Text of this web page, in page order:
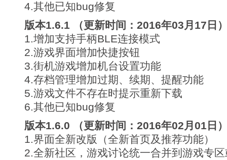
4.其他已知bug修复
版本1.6.1 （更新时间：2016年03月17日
1.增加支持手柄BLE连接模式
2.游戏界面增加快捷按钮
3.街机游戏增加机台设置功能
4.存档管理增加过期、续期、提醒功能
5.游戏文件不存在时提示重新下载
6.其他已知bug修复
版本1.6.0 （更新时间：2016年02月01日
1.界面全新改版（全新首页及推荐功能）
2.全新社区，游戏讨论统一合并到游戏专